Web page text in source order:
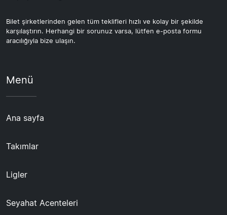
Bilet şirketlerinden gelen tüm teklifleri hızlı ve kolay bir şekilde
karşılaştırın. Herhangi bir sorunuz varsa, lütfen e-posta formu
aracılığıyla bize ulaşın.
Menü
Ana sayfa
Takımlar
Ligler
Seyahat Acenteleri